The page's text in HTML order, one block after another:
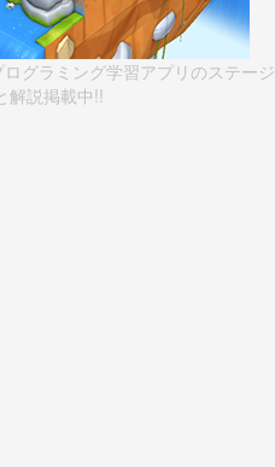
グラミング学習アプリのステージ
解説掲載中!!